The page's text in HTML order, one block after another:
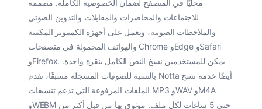
محليًا في المتصفح لضمان الخصوصية الكاملة. مصممة
للاجتماعات والمحاضرات والمقابلات والتدوين الصوتي
والملاحظات الصوتية، وتعمل على أجهزة الكمبيوتر المكتبية
والهواتف المحمولة في متصفحات Chrome وEdge وSafari
وFirefox. يمكن للمستخدمين نسخ النص الكامل بنقرة واحدة.
بالنسبة للصوتيات المسجلة مسبقًا، تقدم Notta أيضًا خدمة نسخ
الملفات المرفوعة التي تدعم تنسيقات MP3 وWAV وM4A
وWEBM حتى 5 ساعات لكل ملف. موثوق بها من قبل أكثر من